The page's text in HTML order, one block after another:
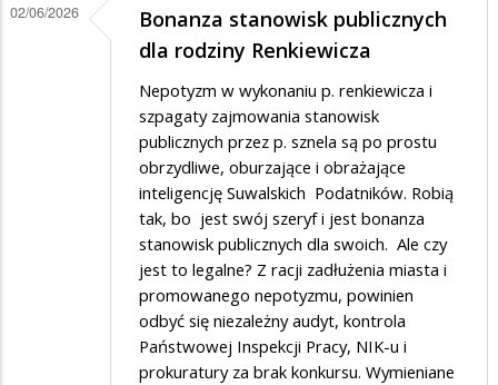
02/06/2026
Bonanza stanowisk publicznych
dla rodziny Renkiewicza
Nepotyzm w wykonaniu p. renkiewicza i
szpagaty zajmowania stanowisk
publicznych przez p. sznela są po prostu
obrzydliwe, oburzające i obrażające
inteligencję Suwalskich Podatników. Robią
tak, bo jest swój szeryf i jest bonanza
stanowisk publicznych dla swoich. Ale czy
jest to legalne? Z racji zadłużenia miasta i
promowanego nepotyzmu, powinien
odbyć się niezależny audyt, kontrola
Państwowej Inspekcji Pracy, NIK-u i
prokuratury za brak konkursu. Wymieniane